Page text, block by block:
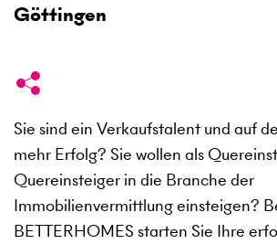
Göttingen
Sie sind ein Verkaufstalent und auf
mehr Erfolg? Sie wollen als
Quereinsteiger in die Branche der
Immobilienvermittlung einsteigen?
BETTERHOMES starten Sie Ihre